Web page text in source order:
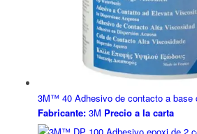
3M™ 40 Adhesivo de contacto a base
Fabricante:3M Precio a la carta